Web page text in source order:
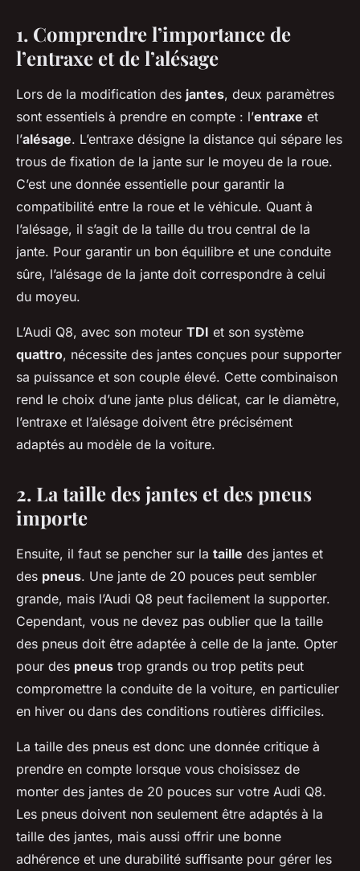
1. Comprendre l’importance de
l’entraxe et de l’alésage
Lors de la modification des jantes, deux paramètres
sont essentiels à prendre en compte : l’entraxe et
l’alésage. L’entraxe désigne la distance qui sépare les
trous de fixation de la jante sur le moyeu de la roue.
C’est une donnée essentielle pour garantir la
compatibilité entre la roue et le véhicule. Quant à
l’alésage, il s’agit de la taille du trou central de la
jante. Pour garantir un bon équilibre et une conduite
sûre, l’alésage de la jante doit correspondre à celui
du moyeu.
L’Audi Q8, avec son moteur TDI et son système
quattro, nécessite des jantes conçues pour supporter
sa puissance et son couple élevé. Cette combinaison
rend le choix d’une jante plus délicat, car le diamètre,
l’entraxe et l’alésage doivent être précisément
adaptés au modèle de la voiture.
2. La taille des jantes et des pneus
importe
Ensuite, il faut se pencher sur la taille des jantes et
des pneus. Une jante de 20 pouces peut sembler
grande, mais l’Audi Q8 peut facilement la supporter.
Cependant, vous ne devez pas oublier que la taille
des pneus doit être adaptée à celle de la jante. Opter
pour des pneus trop grands ou trop petits peut
compromettre la conduite de la voiture, en particulier
en hiver ou dans des conditions routières difficiles.
La taille des pneus est donc une donnée critique à
prendre en compte lorsque vous choisissez de
monter des jantes de 20 pouces sur votre Audi Q8.
Les pneus doivent non seulement être adaptés à la
taille des jantes, mais aussi offrir une bonne
adhérence et une durabilité suffisante pour gérer les